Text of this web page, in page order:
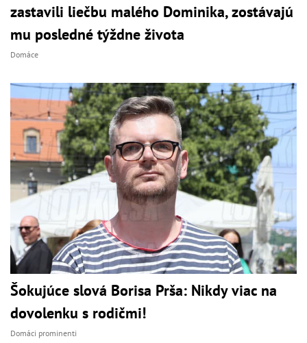
zastavili liečbu malého Dominika, zostávajú
mu posledné týždne života
Domáce
Šokujúce slová Borisa Prša: Nikdy viac na
dovolenku s rodičmi!
Domáci prominenti